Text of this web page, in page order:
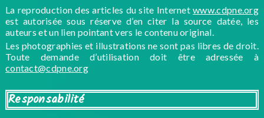
La reproduction des articles du site Internetwww.cdpne.org
est autorisée sous réserve d’en citer la source datée, les
auteurs et un lien pointant vers le contenu original.
Les photographies et illustrations ne sont pas libres de droit.
Toute demande d’utilisation doit être adressée à
contact@cdpne.org
Responsabilité